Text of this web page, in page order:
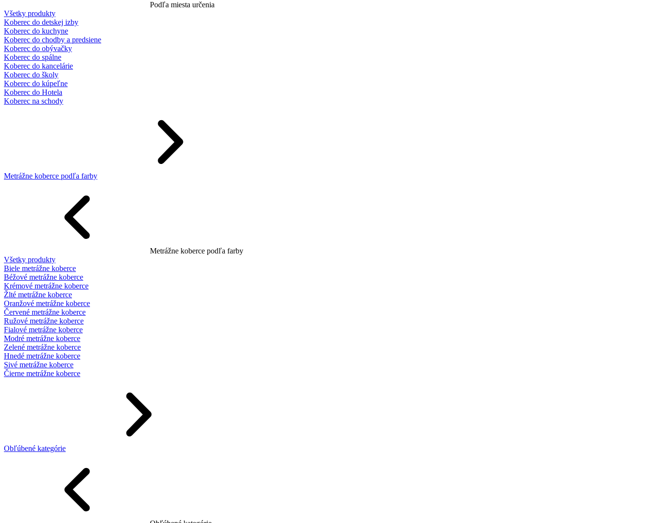
Podľa miesta určenia
Všetky produkty
Koberec do detskej izby
Koberec do kuchyne
Koberec do chodby a predsiene
Koberec do obývačky
Koberec do spálne
Koberec do kancelárie
Koberec do školy
Koberec do kúpeľne
Koberec do Hotela
Koberec na schody
Metrážne koberce podľa farby
Metrážne koberce podľa farby
Všetky produkty
Biele metrážne koberce
Béžové metrážne koberce
Krémové metrážne koberce
Žlté metrážne koberce
Oranžové metrážne koberce
Červené metrážne koberce
Ružové metrážne koberce
Fialové metrážne koberce
Modré metrážne koberce
Zelené metrážne koberce
Hnedé metrážne koberce
Sivé metrážne koberce
Čierne metrážne koberce
Obľúbené kategórie